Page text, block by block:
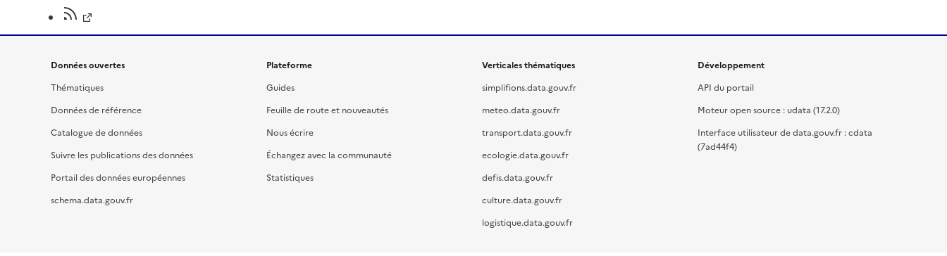
Données ouvertes
Thématiques
Données de référence
Catalogue de données
Suivre les publications des données
Portail des données européennes
schema.data.gouv.fr
Plateforme
Guides
Feuille de route et nouveautés
Nous écrire
Échangez avec la communauté
Statistiques
Verticales thématiques
simplifions.data.gouv.fr
meteo.data.gouv.fr
transport.data.gouv.fr
ecologie.data.gouv.fr
defis.data.gouv.fr
culture.data.gouv.fr
logistique.data.gouv.fr
Développement
API du portail
Moteur open source : udata (17.2.0)
Interface utilisateur de data.gouv.fr : cdata
(7ad44f4)